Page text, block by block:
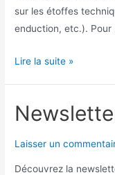
sur les étoffes
enduction, etc.). Pour
Lire la suite »
Laisser un
Découvrez la